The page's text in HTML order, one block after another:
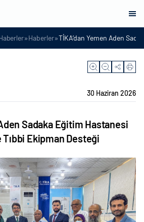
»Haberler»TİKA’dan Yemen Aden
30 Haziran 2026
Sadaka Eğitim Hastanesi
Tıbbi Ekipman Desteği